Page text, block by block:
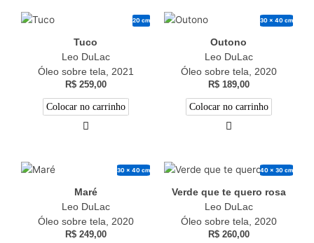
20 cm
Tuco
Leo DuLac
Óleo sobre tela, 2021
R$259,00
Colocar no carrinho
30 x 40 cm
Outono
Leo DuLac
Óleo sobre tela, 2020
R$189,00
Colocar no carrinho
30 x 40 cm
Maré
Leo DuLac
Óleo sobre tela, 2020
R$249,00
40 x 30 cm
Verde que te quero rosa
Leo DuLac
Óleo sobre tela, 2020
R$260,00